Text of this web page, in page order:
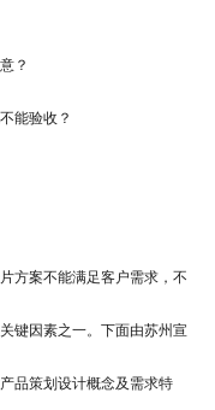
？
能验收？
方案不能满足客户需求，不
键因素之一。 下面由苏州宣
品策划设计概念及需求特